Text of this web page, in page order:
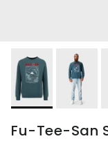
Fu-Tee-San